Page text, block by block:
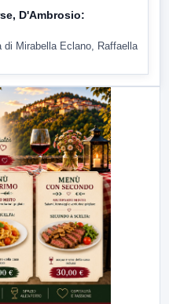
D'Ambrosio:
di Mirabella Eclano, Raffaella